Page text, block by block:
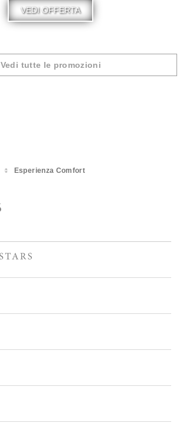
VEDI OFFERTA
Vedi tutte le promozioni
Esperienza Comfort